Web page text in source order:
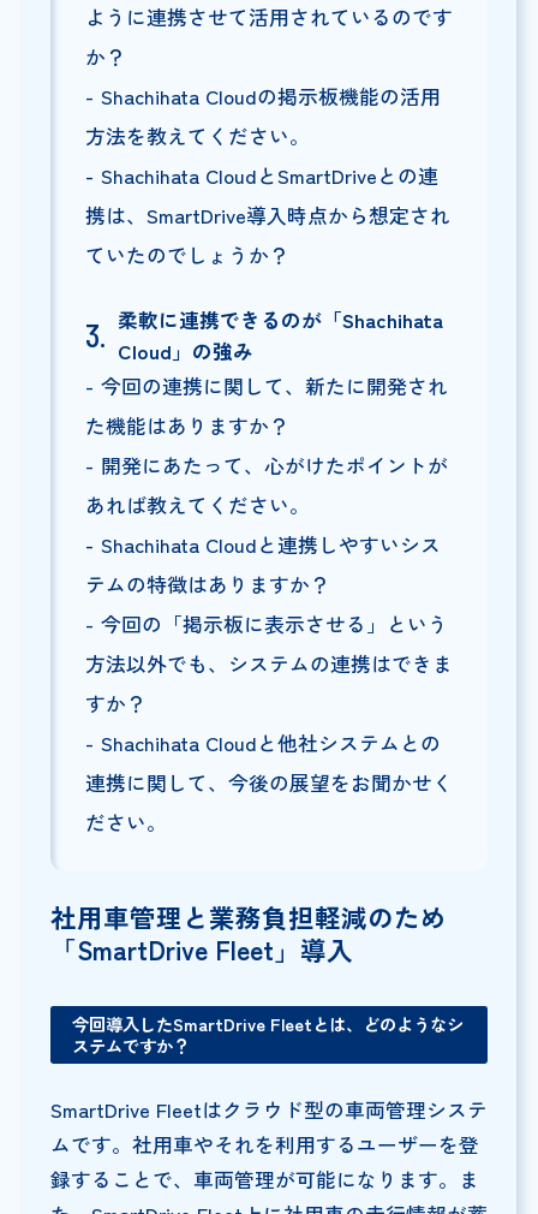
ように連携させて活用されているのです
か？
Shachihata Cloudの掲示板機能の活用
方法を教えてください。
Shachihata CloudとSmartDriveとの連
携は、SmartDrive導入時点から想定され
ていたのでしょうか？
柔軟に連携できるのが「Shachihata
Cloud」の強み
今回の連携に関して、新たに開発され
た機能はありますか？
開発にあたって、心がけたポイントが
あれば教えてください。
Shachihata Cloudと連携しやすいシス
テムの特徴はありますか？
今回の「掲示板に表示させる」という
方法以外でも、システムの連携はできま
すか？
Shachihata Cloudと他社システムとの
連携に関して、今後の展望をお聞かせく
ださい。
社用車管理と業務負担軽減のため
「SmartDrive Fleet」導入
今回導入したSmartDrive Fleetとは、どのようなシ
ステムですか？
SmartDrive Fleetはクラウド型の車両管理システ
ムです。社用車やそれを利用するユーザーを登
録することで、車両管理が可能になります。ま